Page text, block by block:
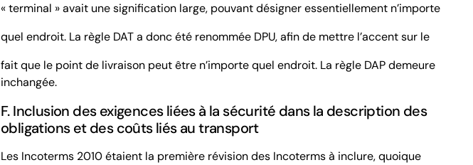
« terminal » avait une signification large, pouvant désigner essentiellement n’importe
quel endroit. La règle DATa donc été renommée DPU, afin de mettre l’accent sur le
fait que le point de livraison peut être n’importe quel endroit. La règle DAPdemeure
inchangée.
F. Inclusion des exigences liées à la sécurité dans la description des
obligations et des coûts liés au transport
Les Incoterms 2010 étaient la première révision des Incoterms à inclure, quoique